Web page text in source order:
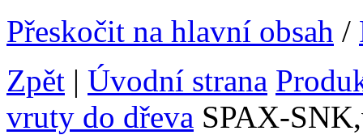
Přeskočit na hlavní obsah /
Zpět | Úvodní strana
vruty do dřeva SPAX-